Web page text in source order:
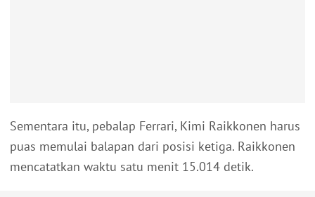
Sementara itu, pebalap Ferrari, Kimi Raikkonen harus
puas memulai balapan dari posisi ketiga. Raikkonen
mencatatkan waktu satu menit 15.014 detik.